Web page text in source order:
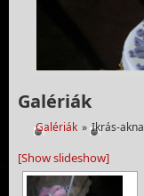
Galériák
Galériák » Ikrás-akna
[Show slideshow]